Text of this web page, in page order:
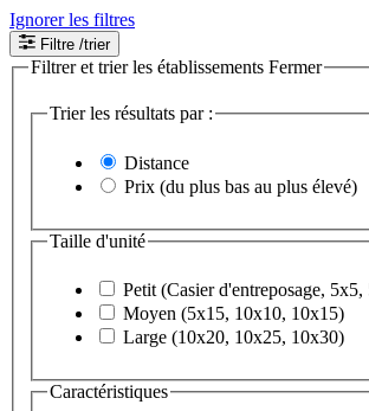
Ignorer les filtres
Filtre /trier
Filtrer et trier les établissements Fermer
Trier les résultats par :
Distance
Prix (du plus bas au plus élevé)
Taille d'unité
Petit (Casier d'entreposage,
Moyen (5x15, 10x10, 10x15)
Large (10x20, 10x25, 10x30)
Caractéristiques